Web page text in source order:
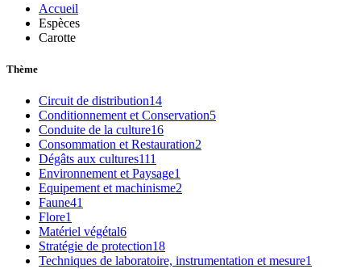
Accueil
Espèces
Carotte
Thème
Circuit de distribution14
Conditionnement et Conservation5
Conduite de la culture16
Consommation et Restauration2
Dégâts aux cultures111
Environnement et Paysage1
Equipement et machinisme2
Faune41
Flore1
Matériel végétal6
Stratégie de protection18
Techniques de laboratoire, instrumentation et mesure1